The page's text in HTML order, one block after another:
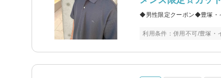
◆男性限定クーポン◆豊塚・
利用条件：併用不可/豊塚・